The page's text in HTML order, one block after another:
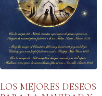
LOS MEJORES DESEOS